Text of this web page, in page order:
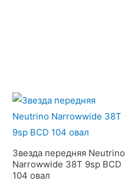
Звезда передняя Neutrino
Narrowwide 38T 9sp BCD
104 овал